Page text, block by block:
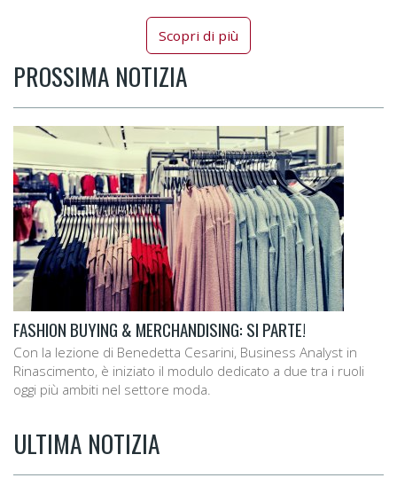
Scopri di più
PROSSIMA NOTIZIA
FASHION BUYING & MERCHANDISING: SI PARTE!
Con la lezione di Benedetta Cesarini, Business Analyst in
Rinascimento, è iniziato il modulo dedicato a due tra i ruoli
oggi più ambiti nel settore moda.
ULTIMA NOTIZIA